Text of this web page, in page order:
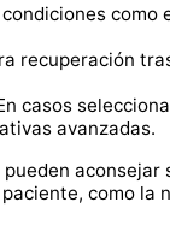
condiciones como
recuperación
casos
avanzadas.
como la